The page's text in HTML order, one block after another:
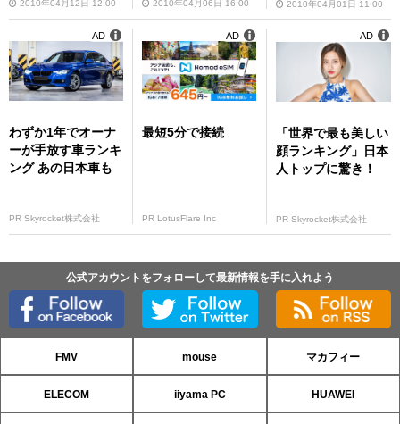
2010年04月12日 12:00 2010年04月06日 16:00 2010年04月01日 11:00
わずか1年でオーナ
ーが手放す車ランキ
ング あの日本車も
PR Skyrocket株式会社
AD
最短5分で接続
PR LotusFlare Inc
AD
「世界で最も美しい
顔ランキング」日本
人トップに驚き！
PR Skyrocket株式会社
AD
公式アカウントをフォローして最新情報を手に入れよう
FMV mouse マカフィー
ELECOM iiyama PC HUAWEI